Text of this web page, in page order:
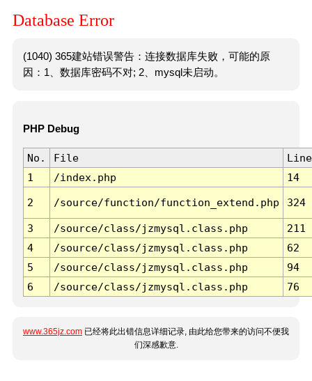
Database Error
(1040) 365建站错误警告：连接数据库失败，可能的原
因：1、数据库密码不对; 2、mysql未启动。
PHP Debug
No. File
Line
1
/index.php 14
2 /source/function/function_extend.php 324
3 /source/class/jzmysql.class.php
211
4
/source/class/jzmysql.class.php
62
5
/source/class/jzmysql.class.php
94
6
/source/class/jzmysql.class.php 76
www.365jz.com 已经将此出错信息详细记录, 由此给您带来的访问不便我
们深感歉意.